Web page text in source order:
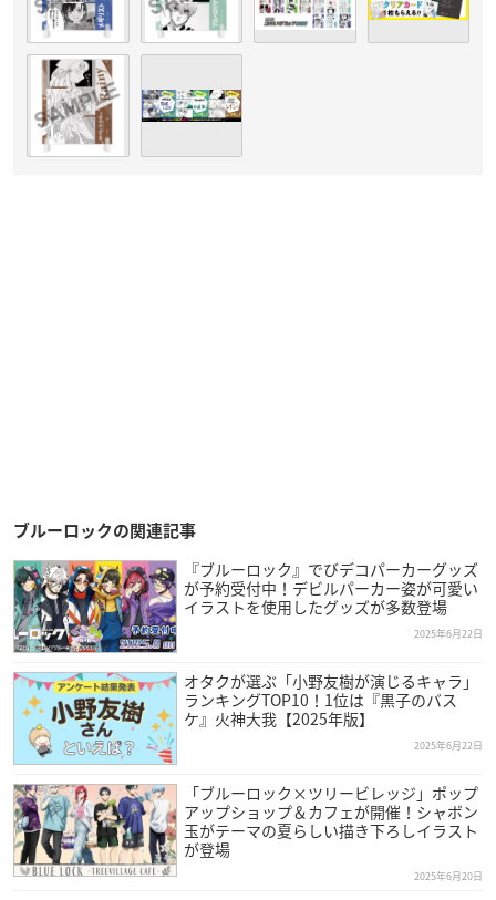
ブルーロックの関連記事
『ブルーロック』でびデコパーカーグッズ
が予約受付中！デビルパーカー姿が可愛い
イラストを使用したグッズが多数登場
2025年6月22日
オタクが選ぶ「小野友樹が演じるキャラ」
ランキングTOP10！1位は『黒子のバス
ケ』火神大我【2025年版】
2025年6月22日
「ブルーロック×ツリービレッジ」ポップ
アップショップ＆カフェが開催！シャボン
玉がテーマの夏らしい描き下ろしイラスト
が登場
2025年6月20日